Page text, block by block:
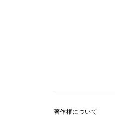
著作権について